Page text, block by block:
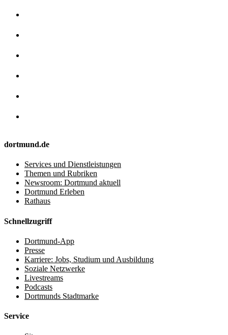
dortmund.de
Services und Dienstleistungen
Themen und Rubriken
Newsroom: Dortmund aktuell
Dortmund Erleben
Rathaus
Schnellzugriff
Dortmund-App
Presse
Karriere: Jobs, Studium und Ausbildung
Soziale Netzwerke
Livestreams
Podcasts
Dortmunds Stadtmarke
Service